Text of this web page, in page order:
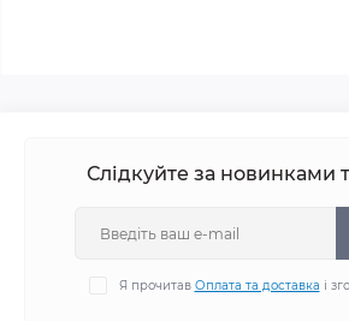
Слідкуйте за новинками
Я прочитав Оплата та доставка і